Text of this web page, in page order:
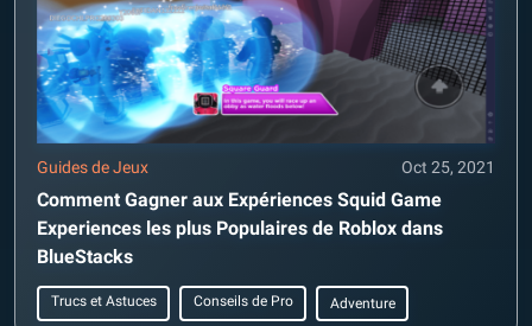
Guides de Jeux Oct 25, 2021
Comment Gagner aux Expériences Squid Game
Experiences les plus Populaires de Roblox dans
BlueStacks
Trucs et Astuces Conseils de Pro Adventure